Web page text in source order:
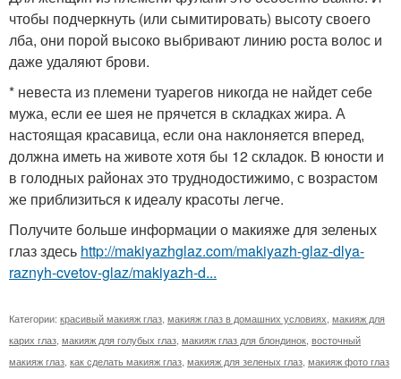
чтобы подчеркнуть (или сымитировать) высоту своего
лба, они порой высоко выбривают линию роста волос и
даже удаляют брови.
* невеста из племени туарегов никогда не найдет себе
мужа, если ее шея не прячется в складках жира. А
настоящая красавица, если она наклоняется вперед,
должна иметь на животе хотя бы 12 складок. В юности и
в голодных районах это труднодостижимо, с возрастом
же приблизиться к идеалу красоты легче.
Получите больше информации о макияже для зеленых
глаз здесь http://makiyazhglaz.com/makiyazh-glaz-dlya-
raznyh-cvetov-glaz/makiyazh-d...
Категории: красивый макияж глаз макияж глаз в домашних условиях макияж для
карих глаз макияж для голубых глаз макияж глаз для блондинок восточный
макияж глаз как сделать макияж глаз макияж для зеленых глаз макияж фото глаз